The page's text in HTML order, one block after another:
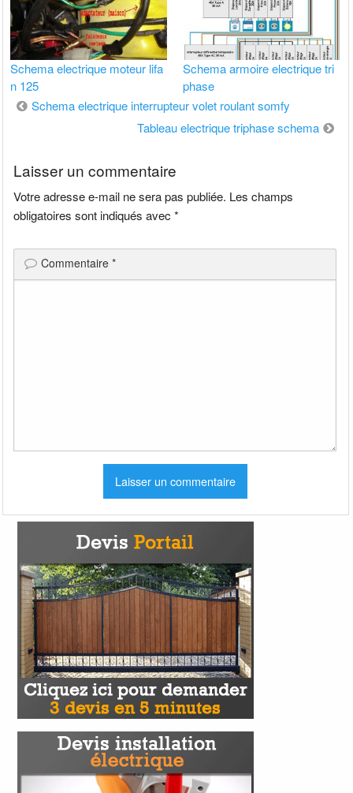
Schema electrique moteur lifa
n 125
Schema armoire electrique tri
phase
Navigation
Schema electrique interrupteur volet roulant somfy
Tableau electrique triphase schema
Laisser un commentaire
Votre adresse e-mail ne sera pas publiée. Les champs
obligatoires sont indiqués avec*
Commentaire*